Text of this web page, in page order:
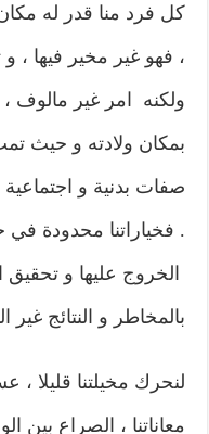
كل فرد منا قدر له
، فهو غير مخير فيها ،
ولكنه امر غير مالوف ،
بمكان ولادته و حيث
صفات بدنية و اجتماعية
. فخياراتنا محدودة
الخروج عليها و تحقيق
بالمخاطر و النتائج غير
لنحرك مخيلتنا قليلا
معاناتنا ، الصراع